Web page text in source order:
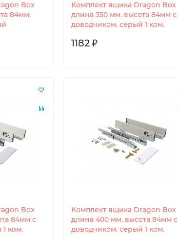
Box
84мм,
Комплект ящика Dragon Box
длина 350 мм. высота 84мм с
доводчиком. серый 1 ком.
1182 ₽
Box
84мм с
ком.
Комплект ящика Dragon Box
длина 400 мм. высота 84мм с
доводчиком. серый 1 ком.